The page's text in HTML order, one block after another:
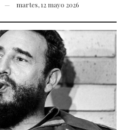
martes, 12 mayo 2026